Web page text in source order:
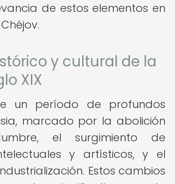
de estos elementos en
y cultural de la
XIX
un período de profundos
marcado por la abolición
el surgimiento de
y artísticos, y el
Estos cambios